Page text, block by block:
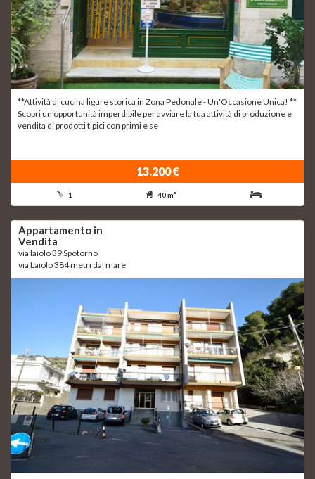
**Attività di cucina ligure storica in Zona Pedonale - Un'Occasione Unica! **
Scopri un'opportunità imperdibile per avviare la tua attività di produzione e
vendita di prodotti tipici con primi e se
13.200 €
1 40 m²
Appartamento in
Vendita
via laiolo 39 Spotorno
via Laiolo 384 metri dal mare